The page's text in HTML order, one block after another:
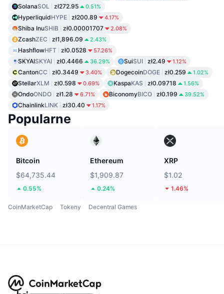
SolanaSOL zł272.95 0.51%
HyperliquidHYPE zł200.89 4.17%
Shiba InuSHIB zł0.00001707 2.08%
ZcashZEC zł1,896.09 2.43%
HashflowHFT zł0.0528 57.26%
SKYAISKYAI zł0.4466 36.29% SuiSUI zł2.49 1.12%
CantonCC zł0.3449 3.40% DogecoinDOGE zł0.259 1.02%
StellarXLM zł0.598 0.69% KaspaKAS zł0.09718 1.56%
OndoONDO zł1.28 6.71% BiconomyBICO zł0.199 39.52%
ChainlinkLINK zł30.40 1.17%
Popularne
Bitcoin
$64,735.44
0.55%
Ethereum
$1,909.87
0.24%
XRP
$1.02
1.46%
CoinMarketCap Tokeny Decentral Games